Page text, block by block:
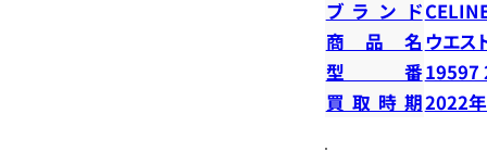
ブランド
商品名 ウエス
型番19597
買取時期2022